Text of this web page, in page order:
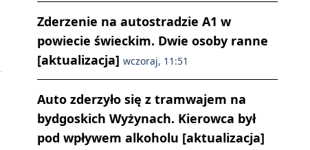
Zderzenie na autostradzie A1 w
powiecie świeckim. Dwie osoby ranne
[aktualizacja] wczoraj, 11:51
Auto zderzyło się z tramwajem na
bydgoskich Wyżynach. Kierowca był
pod wpływem alkoholu [aktualizacja]